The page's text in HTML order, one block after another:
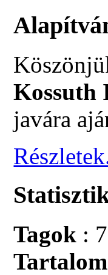
Kossuth
javára
Tagok :
Tartalom